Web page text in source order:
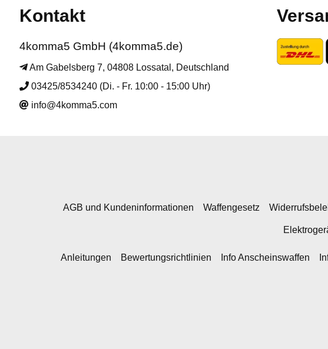
Kontakt
4komma5 GmbH (4komma5.de)
Am Gabelsberg 7, 04808 Lossatal, Deutschland
03425/8534240 (Di. - Fr. 10:00 - 15:00 Uhr)
info@4komma5.com
AGB und Kundeninformationen Waffengesetz
Anleitungen Bewertungsrichtlinien Info Anscheinswaffen